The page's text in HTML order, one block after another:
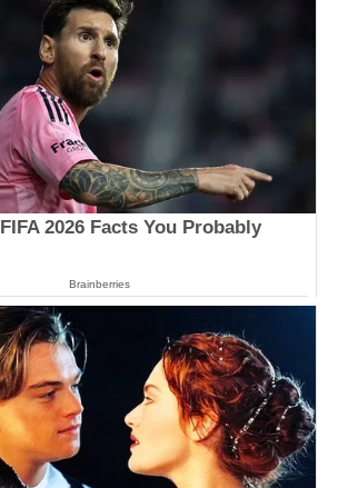
2026 Facts You Probably
Brainberries